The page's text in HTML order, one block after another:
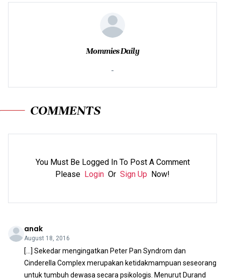
Mommies Daily
-
COMMENTS
You Must Be Logged In To Post A Comment
Please Login Or Sign Up Now!
anak
August 18, 2016
[…] Sekedar mengingatkan Peter Pan Syndrom dan
Cinderella Complex merupakan ketidakmampuan seseorang
untuk tumbuh dewasa secara psikologis. Menurut Durand